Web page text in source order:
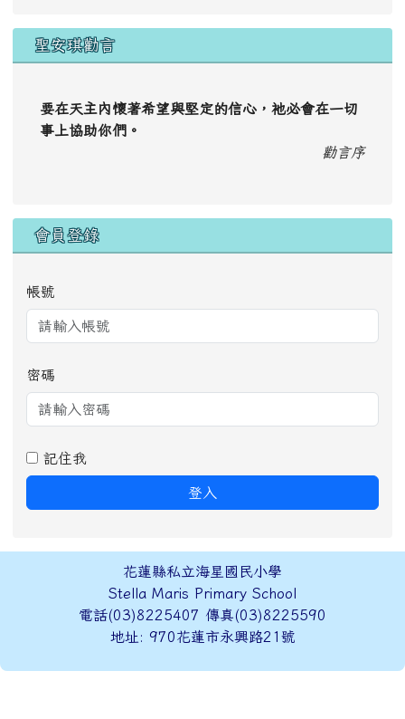
聖安琪勸言
要在天主內懷著希望與堅定的信心，祂必會在一切
事上協助你們。
勸言序
會員登錄
帳號
密碼
記住我
登入
頁尾區域內容花蓮縣私立海星國民小學
Stella Maris Primary School
電話(03)8225407 傳真(03)8225590
地址: 970花蓮市永興路21號